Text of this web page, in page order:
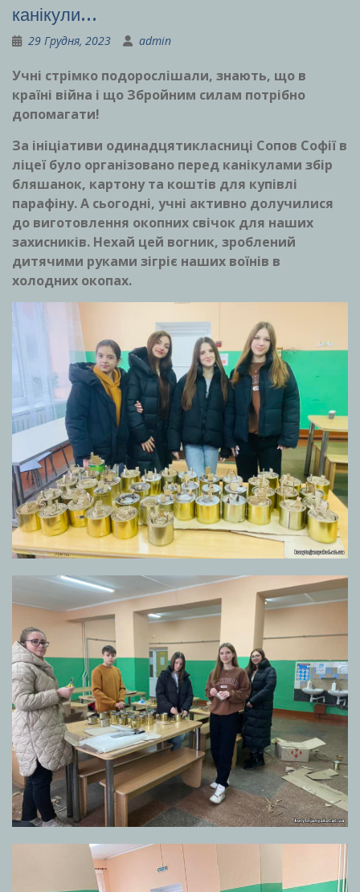
канікули…
29 Грудня, 2023 admin
Учні стрімко подорослішали, знають, що в
країні війна і що Збройним силам потрібно
допомагати!
За ініціативи одинадцятикласниці Сопов Софії в
ліцеї було організовано перед канікулами збір
бляшанок, картону та коштів для купівлі
парафіну. А сьогодні, учні активно долучилися
до виготовлення окопних свічок для наших
захисників. Нехай цей вогник, зроблений
дитячими руками зігріє наших воїнів в
холодних окопах.